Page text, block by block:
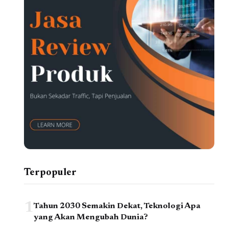
Terpopuler
1Tahun 2030 Semakin Dekat, Teknologi Apa
yang Akan Mengubah Dunia?